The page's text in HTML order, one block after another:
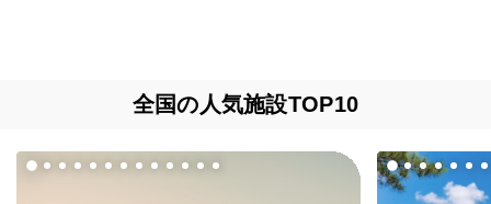
全国の人気施設TOP10